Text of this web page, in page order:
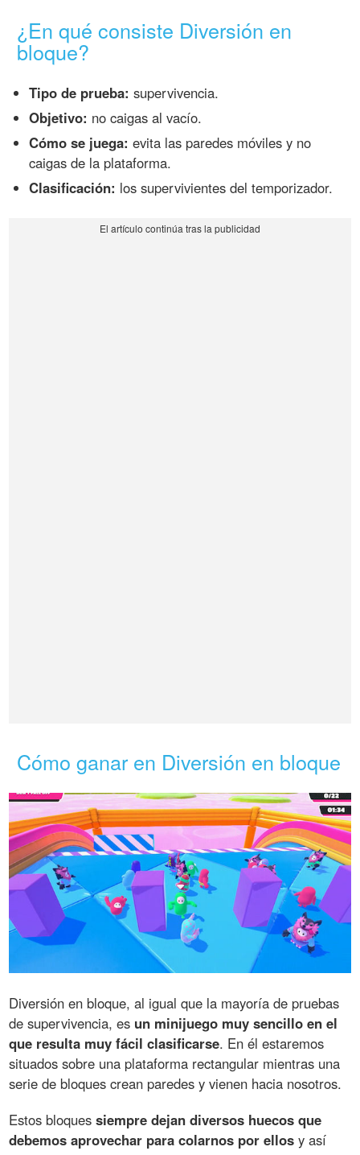
¿En qué consiste Diversión en
bloque?
Tipo de prueba: supervivencia.
Objetivo: no caigas al vacío.
Cómo se juega: evita las paredes móviles y no
caigas de la plataforma.
Clasificación: los supervivientes del temporizador.
Cómo ganar en Diversión en bloque
Diversión en bloque, al igual que la mayoría de pruebas
de supervivencia, es un minijuego muy sencillo en el
que resulta muy fácil clasificarse. En él estaremos
situados sobre una plataforma rectangular mientras una
serie de bloques crean paredes y vienen hacia nosotros.
Estos bloquessiempre dejan diversos huecos que
debemos aprovechar para colarnos por ellos y así